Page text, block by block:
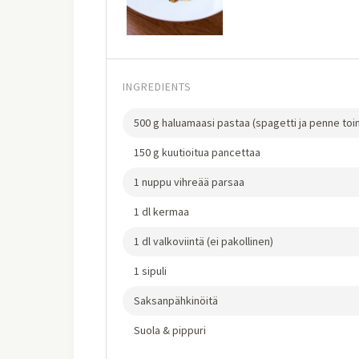
INGREDIENTS
500 g haluamaasi pastaa (spagetti ja penne
150 g kuutioitua pancettaa
1 nuppu vihreää parsaa
1 dl kermaa
1 dl valkoviintä (ei pakollinen)
1 sipuli
Saksanpähkinöitä
Suola & pippuri